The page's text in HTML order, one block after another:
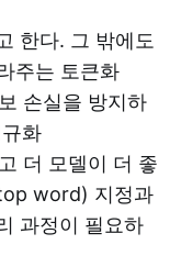
한다. 그 밖에도
주는 토큰화
손실을 방지하
화
더 모델이 더 좋
word) 지정과
과정이 필요하